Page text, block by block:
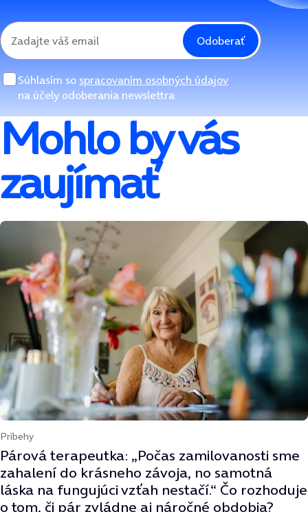
Odoberať
Súhlasím so spracovaním osobných údajov
na účely odoberania newslettra
Mohlo by vás
zaujímať
Príbehy
Párová terapeutka: „Počas zamilovanosti sme
zahalení do krásneho závoja, no samotná
láska na fungujúci vzťah nestačí.“ Čo rozhoduje
o tom, či pár zvládne aj náročné obdobia?